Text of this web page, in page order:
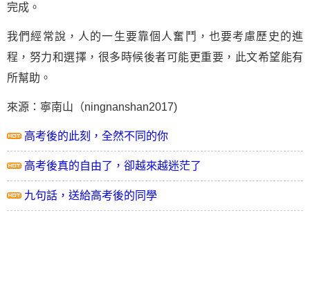
完成。
我們經常說，人的一生要靠個人奮鬥，也要考慮歷史的進
程，努力和選擇，很多時候後者可能更重要，此文希望能有
所幫助。
來源：寧南山（ningnanshan2017)
高考後的此刻，全然不同的你
高考後真的自由了，卻越來越迷茫了
九句話，送給高考後的同學